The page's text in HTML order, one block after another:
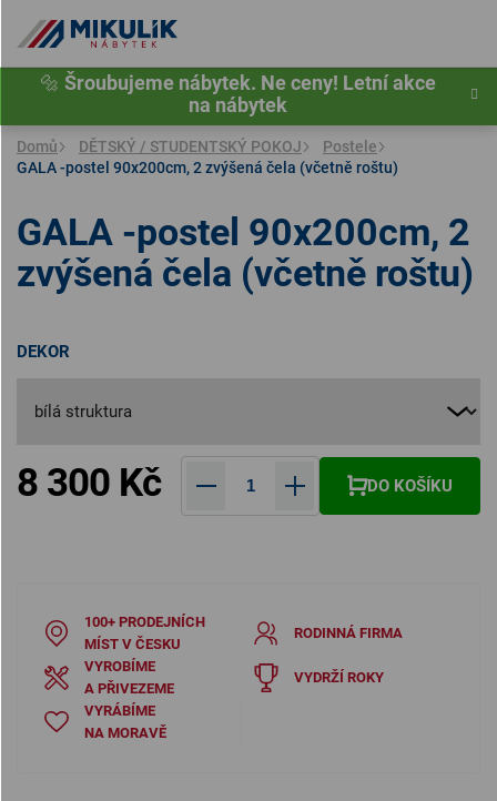
obsah
🔩 Šroubujeme nábytek. Ne ceny! Letní akce
na nábytek
Domů DĚTSKÝ / STUDENTSKÝ POKOJ
Postele
GALA -postel 90x200cm, 2 zvýšená čela (včetně roštu)
DEKOR
8 300 Kč DO KOŠÍKU
GALA -postel 90x200cm, 2
zvýšená čela (včetně roštu)
100+ PRODEJNÍCH
MÍST V ČESKU
RODINNÁ FIRMA
VYROBÍME
A PŘIVEZEME
VYDRŽÍ ROKY
VYRÁBÍME
NA MORAVĚ